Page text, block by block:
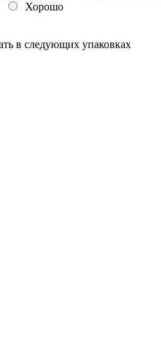
Хорошо
в следующих упаковках